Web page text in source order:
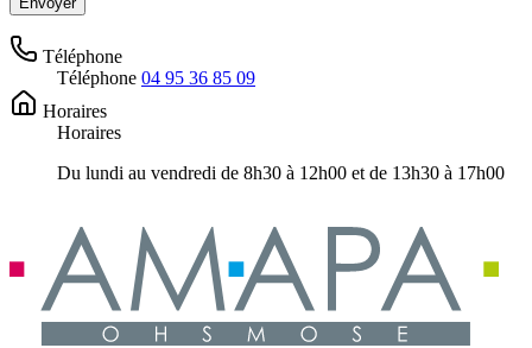
Téléphone
Téléphone 04 95 36 85 09
Horaires
Horaires
Du lundi au vendredi de 8h30 à 12h00 et de 13h30 à 17h00